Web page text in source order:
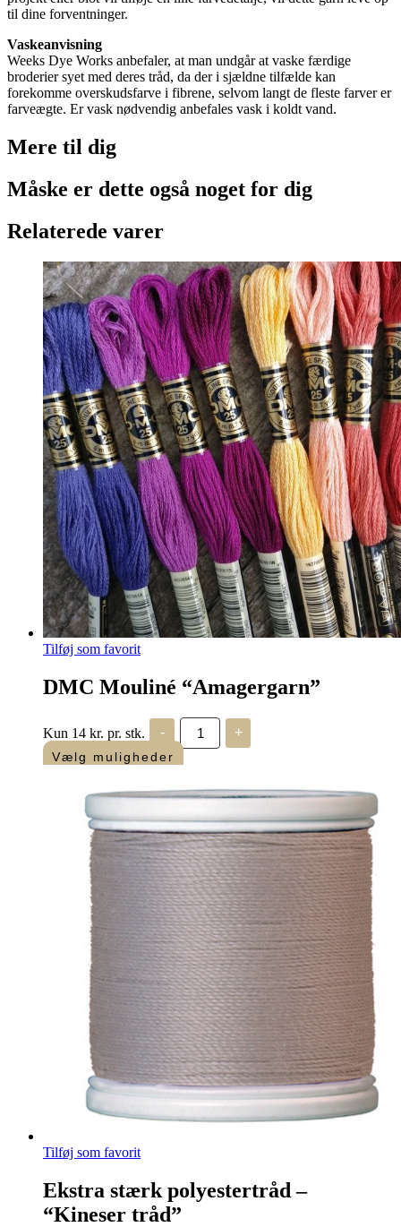
til dine forventninger.
Vaskeanvisning
Weeks Dye Works anbefaler, at man undgår at vaske færdige
broderier syet med deres tråd, da der i sjældne tilfælde kan
forekomme overskudsfarve i fibrene, selvom langt de fleste farver er
farveægte. Er vask nødvendig anbefales vask i koldt vand.
Mere til dig
Måske er dette også noget for dig
Relaterede varer
Tilføj som favorit
DMC Mouliné “Amagergarn”
Kun 14 kr. pr. stk. -
DMC
Mouliné
"Amagergarn"
antal
+
Vælg muligheder
Tilføj som favorit
Ekstra stærk polyestertråd –
“Kineser tråd”